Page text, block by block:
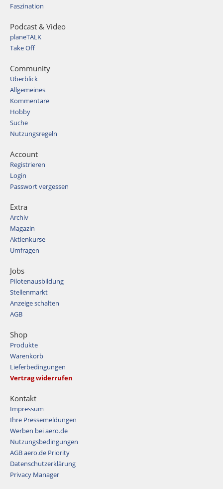
Faszination
Podcast & Video
planeTALK
Take Off
Community
Überblick
Allgemeines
Kommentare
Hobby
Suche
Nutzungsregeln
Account
Registrieren
Login
Passwort vergessen
Extra
Archiv
Magazin
Aktienkurse
Umfragen
Jobs
Pilotenausbildung
Stellenmarkt
Anzeige schalten
AGB
Shop
Produkte
Warenkorb
Lieferbedingungen
Vertrag widerrufen
Kontakt
Impressum
Ihre Pressemeldungen
Werben bei aero.de
Nutzungsbedingungen
AGB aero.de Priority
Datenschutzerklärung
Privacy Manager